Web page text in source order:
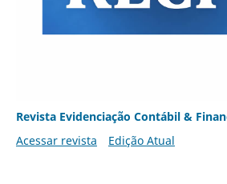
Revista Evidenciação Contábil &
Acessar revista
Edição Atual